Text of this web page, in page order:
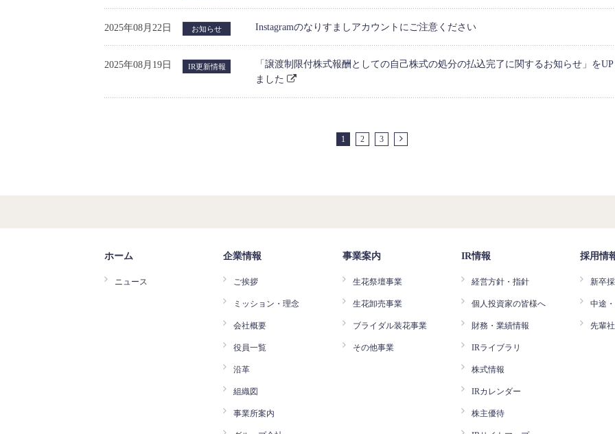
2025年08月22日 お知らせ Instagramのなりすましアカウントにご注意ください
2025年08月19日 IR更新情報
「譲渡制限付株式報酬としての自己株式の処分の払込完了に関するお知らせ」を
ました
1 2 3
ホーム
ニュース
企業情報
ご挨拶
ミッション・理念
会社概要
役員一覧
沿革
組織図
事業所案内
事業案内
生花祭壇事業
生花卸売事業
ブライダル装花事業
その他事業
IR情報
経営方針・指針
個人投資家の皆様へ
財務・業績情報
IRライブラリ
株式情報
IRカレンダー
株主優待
採用情
新卒
中途
先輩